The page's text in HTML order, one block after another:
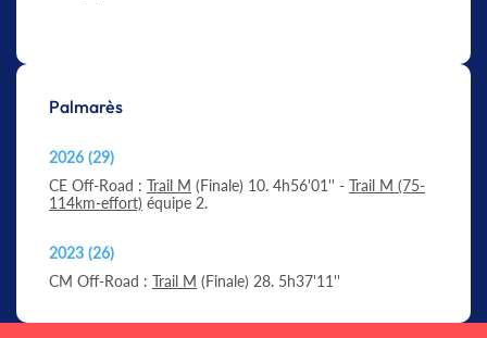
Palmarès
2026 (29)
CE Off-Road : Trail M (Finale) 10. 4h56'01'' - Trail M (75-
114km-effort) équipe 2.
2023 (26)
CM Off-Road : Trail M (Finale) 28. 5h37'11''